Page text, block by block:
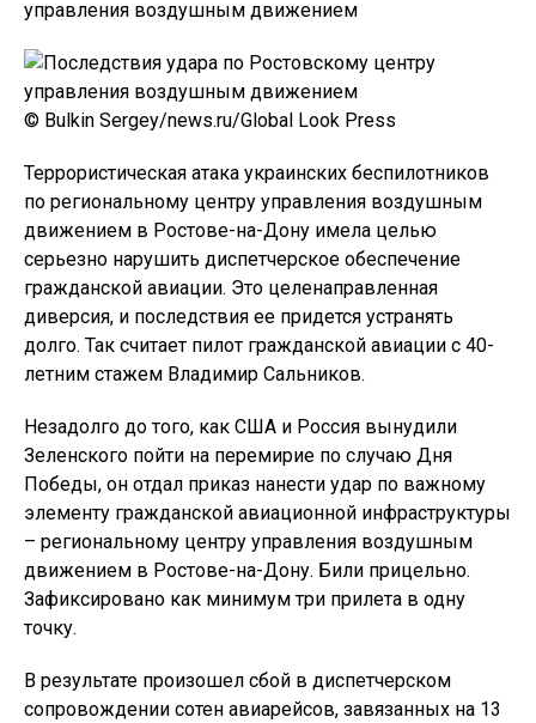
управления воздушным движением
© Bulkin Sergey/news.ru/Global Look Press
Террористическая атака украинских беспилотников
по региональному центру управления воздушным
движением в Ростове-на-Дону имела целью
серьезно нарушить диспетчерское обеспечение
гражданской авиации. Это целенаправленная
диверсия, и последствия ее придется устранять
долго. Так считает пилот гражданской авиации с 40-
летним стажем Владимир Сальников.
Незадолго до того, как США и Россия вынудили
Зеленского пойти на перемирие по случаю Дня
Победы, он отдал приказ нанести удар по важному
элементу гражданской авиационной инфраструктуры
– региональному центру управления воздушным
движением в Ростове-на-Дону. Били прицельно.
Зафиксировано как минимум три прилета в одну
точку.
В результате произошел сбой в диспетчерском
сопровождении сотен авиарейсов, завязанных на 13